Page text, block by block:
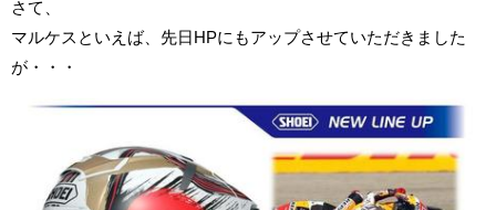
さて、
マルケスといえば、先日HPにもアップさせていただきました
が・・・